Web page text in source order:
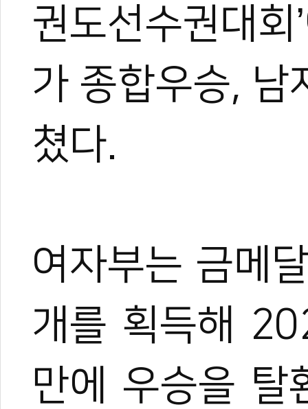
권도선수권대
가 종합우승, 남
쳤다.
여자부는 금메
개를 획득해
만에 우승을 탈